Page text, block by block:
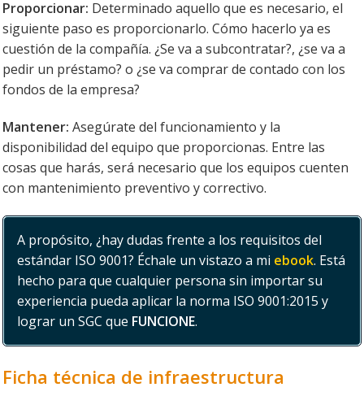
Proporcionar: Determinado aquello que es necesario, el
siguiente paso es proporcionarlo. Cómo hacerlo ya es
cuestión de la compañía. ¿Se va a subcontratar?, ¿se va a
pedir un préstamo? o ¿se va comprar de contado con los
fondos de la empresa?
Mantener: Asegúrate del funcionamiento y la
disponibilidad del equipo que proporcionas. Entre las
cosas que harás, será necesario que los equipos cuenten
con mantenimiento preventivo y correctivo.
A propósito, ¿hay dudas frente a los requisitos del
estándar ISO 9001? Échale un vistazo a mi ebook. Está
hecho para que cualquier persona sin importar su
experiencia pueda aplicar la norma ISO 9001:2015 y
lograr un SGC que FUNCIONE.
Ficha técnica de infraestructura